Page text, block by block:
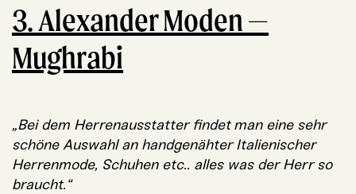
3. Alexander Moden —
Mughrabi
„Bei dem Her­ren­aus­stat­ter fin­det man eine sehr
schö­ne Aus­wahl an hand­ge­näh­ter Ita­lie­ni­scher
Her­ren­mo­de, Schu­hen etc.. alles was der Herr so
braucht.“